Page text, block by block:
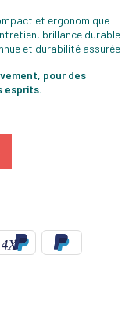
et ergonomique
brillance durable
et durabilité assurée
pour des
esprits.